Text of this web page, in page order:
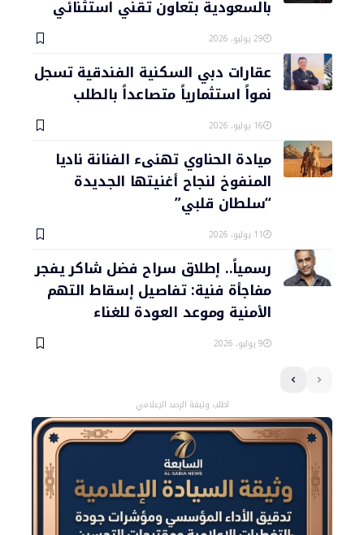
بالسعودية بتعاون تقني استثنائي
29 يوليو، 2026
عقارات دبي السكنية الفندقية تسجل
نمواً استثمارياً متصاعداً بالطلب
16 يوليو، 2026
ميادة الحناوي تهنىء الفنانة ناديا
المنفوخ لنجاح أغنيتها الجديدة
“سلطان قلبي”
11 يوليو، 2026
رسمياً.. إطلاق سراح فضل شاكر يفجر
مفاجأة فنية: تفاصيل إسقاط التهم
الأمنية وموعد العودة للغناء
9 يوليو، 2026
اطلب وثيقة الرصد الإعلامي